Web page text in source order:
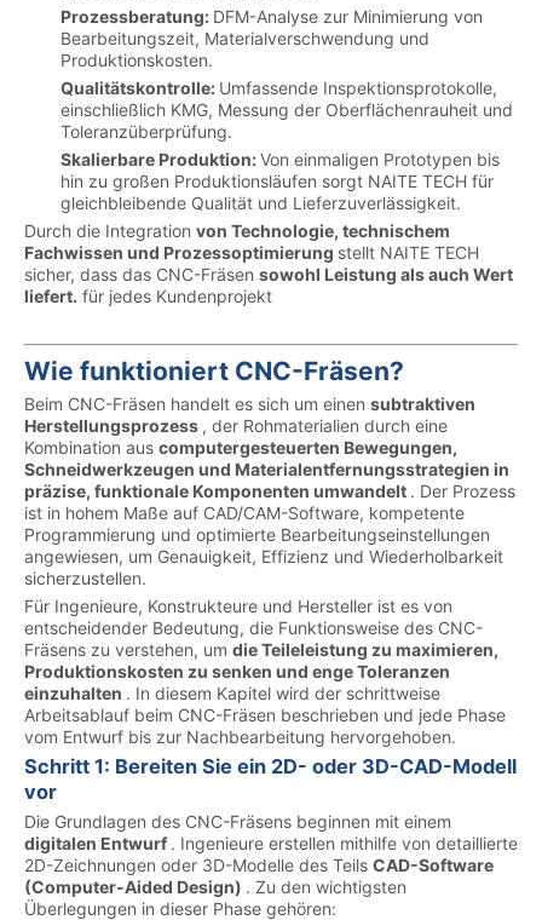
Prozessberatung: DFM-Analyse zur Minimierung von
Bearbeitungszeit, Materialverschwendung und
Produktionskosten.
Qualitätskontrolle: Umfassende Inspektionsprotokolle,
einschließlich KMG, Messung der Oberflächenrauheit und
Toleranzüberprüfung.
Skalierbare Produktion:Von einmaligen Prototypen bis
hin zu großen Produktionsläufen sorgt NAITE TECH für
gleichbleibende Qualität und Lieferzuverlässigkeit.
Durch die Integration von Technologie, technischem
Fachwissen und Prozessoptimierung stellt NAITE TECH
sicher, dass das CNC-Fräsen sowohl Leistung als auch Wert
liefert. für jedes Kundenprojekt
Wie funktioniert CNC-Fräsen?
Beim CNC-Fräsen handelt es sich um einen subtraktiven
Herstellungsprozess , der Rohmaterialien durch eine
Kombination aus computergesteuerten Bewegungen,
Schneidwerkzeugen und Materialentfernungsstrategien in
präzise, ​​funktionale Komponenten umwandelt . Der Prozess
ist in hohem Maße auf CAD/CAM-Software, kompetente
Programmierung und optimierte Bearbeitungseinstellungen
angewiesen, um Genauigkeit, Effizienz und Wiederholbarkeit
sicherzustellen.
Für Ingenieure, Konstrukteure und Hersteller ist es von
entscheidender Bedeutung, die Funktionsweise des CNC-
Fräsens zu verstehen, um die Teileleistung zu maximieren,
Produktionskosten zu senken und enge Toleranzen
einzuhalten . In diesem Kapitel wird der schrittweise
Arbeitsablauf beim CNC-Fräsen beschrieben und jede Phase
vom Entwurf bis zur Nachbearbeitung hervorgehoben.
Schritt 1: Bereiten Sie ein 2D- oder 3D-CAD-Modell
vor
Die Grundlagen des CNC-Fräsens beginnen mit einem
digitalen Entwurf . Ingenieure erstellen mithilfe von detaillierte
2D-Zeichnungen oder 3D-Modelle des Teils CAD-Software
(Computer-Aided Design) . Zu den wichtigsten
Überlegungen in dieser Phase gehören: